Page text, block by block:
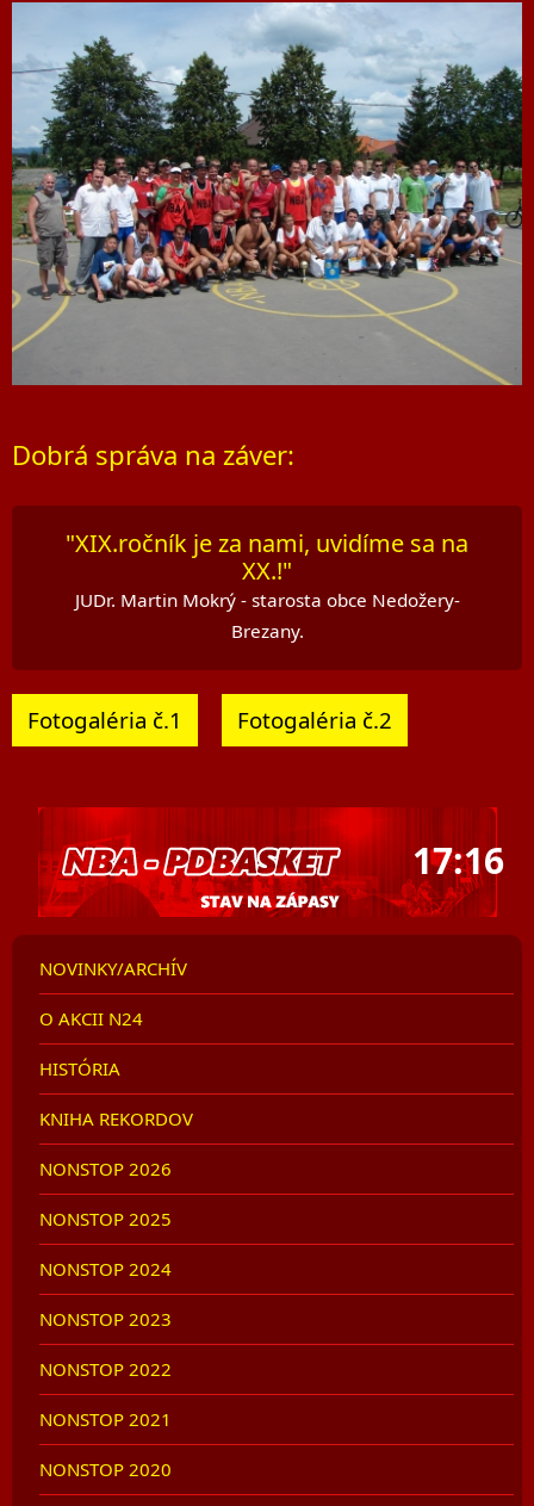
Dobrá správa na záver:
"XIX.ročník je za nami, uvidíme sa na
XX.!"
JUDr. Martin Mokrý - starosta obce Nedožery-
Brezany.
Fotogaléria č.1 Fotogaléria č.2
17:16
NOVINKY/ARCHÍV
O AKCII N24
HISTÓRIA
KNIHA REKORDOV
NONSTOP 2026
NONSTOP 2025
NONSTOP 2024
NONSTOP 2023
NONSTOP 2022
NONSTOP 2021
NONSTOP 2020